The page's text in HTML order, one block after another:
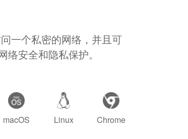
一个私密的网络，并且可
安全和隐私保护。
macOS Linux Chrome